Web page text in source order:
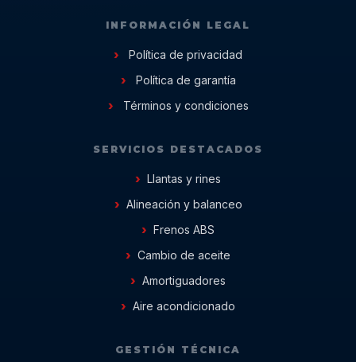
INFORMACIÓN LEGAL
Política de privacidad
Política de garantía
Términos y condiciones
SERVICIOS DESTACADOS
Llantas y rines
Alineación y balanceo
Frenos ABS
Cambio de aceite
Amortiguadores
Aire acondicionado
GESTIÓN TÉCNICA